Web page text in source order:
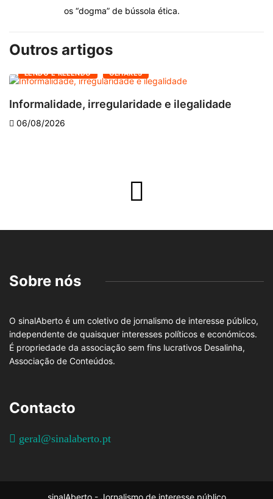
os “dogma” de bússola ética.
Outros artigos
LENDO E RELENDO OLHARES
Informalidade, irregularidade e ilegalidade
06/08/2026
Sobre nós
O sinalAberto é um coletivo de jornalismo de interesse público,
independente de quaisquer interesses políticos e económicos.
É propriedade da associação sem fins lucrativos Desalinha,
Associação de Conteúdos.
Contacto
geral@sinalaberto.pt